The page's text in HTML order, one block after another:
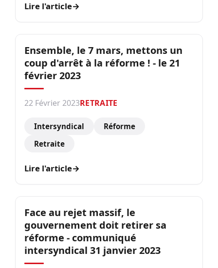
Lire l'article→
Ensemble, le 7 mars, mettons un
coup d'arrêt à la réforme ! - le 21
février 2023
22 Février 2023RETRAITE
Intersyndical
Réforme
Retraite
Lire l'article→
Face au rejet massif, le
gouvernement doit retirer sa
réforme - communiqué
intersyndical 31 janvier 2023